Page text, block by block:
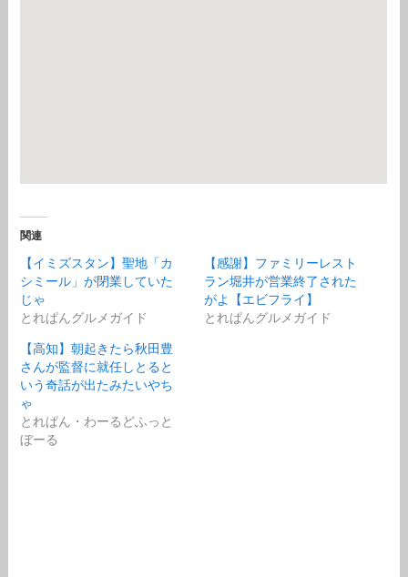
関連
【イミズスタン】聖地「カ
シミール」が閉業していた
じゃ
とれぱんグルメガイド
【感謝】ファミリーレスト
ラン堀井が営業終了された
がよ【エビフライ】
とれぱんグルメガイド
【高知】朝起きたら秋田豊
さんが監督に就任しとると
いう奇話が出たみたいやち
ゃ
とれぱん・わーるどふっと
ぼーる